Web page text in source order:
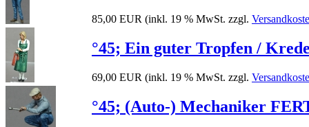
85,00 EUR (inkl. 19 % MwSt. zzgl.
°45; Ein guter Tropfen /
69,00 EUR (inkl. 19 % MwSt. zzgl.
°45; (Auto-) Mechaniker